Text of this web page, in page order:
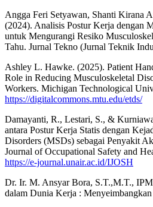
Angga Feri Setyawan, Shanti Kirana
(2024). Analisis Postur Kerja dengan
untuk Mengurangi Resiko
Tahu. Jurnal Tekno (Jurnal Teknik
Ashley L. Hawke. (2025). Patient
Role in Reducing Musculoskeletal
Workers. Michigan Technological
https://digitalcommons.mtu.edu/etds/
Damayanti, R., Lestari, S., &
antara Postur Kerja Statis dengan
Disorders (MSDs) sebagai Penyakit
Journal of Occupational Safety and
https://e-journal.unair.ac.id/IJOSH
Dr. Ir. M. Ansyar Bora, S.T.,M.T.,
dalam Dunia Kerja :